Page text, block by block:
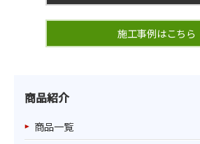
施工事例はこちら
商品紹介
商品一覧